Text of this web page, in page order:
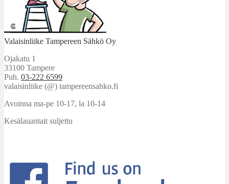
Valaisinliike Tampereen Sähkö Oy
Ojakatu 1
33100 Tampere
Puh. 03-222 6599
valaisinliike (@) tampereensahko.fi
Avoinna ma-pe 10-17, la 10-14
Kesälauantait suljettu